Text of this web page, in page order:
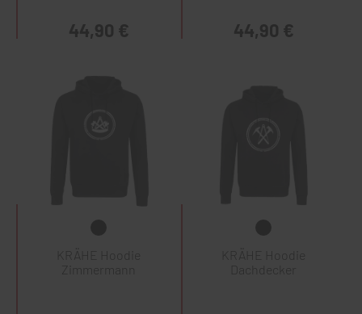
44,90 € 44,90 €
KRÄHE Hoodie
KRÄHE Hoodie
Dachdecker